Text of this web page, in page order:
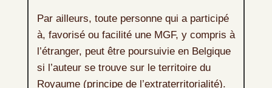
Par ailleurs, toute personne qui a participé
à, favorisé ou facilité une MGF, y compris à
l’étranger, peut être poursuivie en Belgique
si l’auteur se trouve sur le territoire du
Royaume (principe de l’extraterritorialité).